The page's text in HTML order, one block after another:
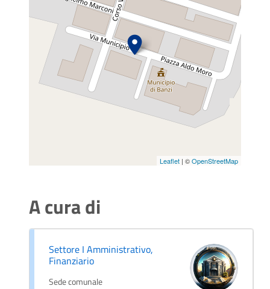
Leaflet | ©OpenStreetMap
A cura di
Settore I Amministrativo,
Finanziario
Sede comunale